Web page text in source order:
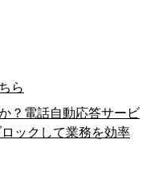
ら
？電話自動応答サービ
ックして業務を効率